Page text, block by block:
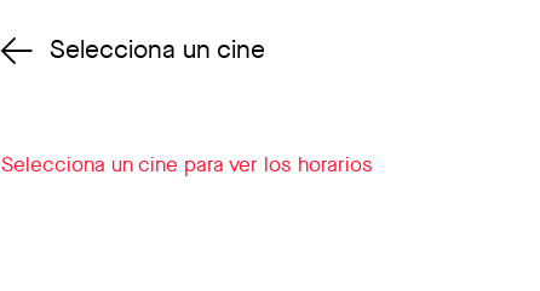
Cambiar cine
Selecciona un cine
Selecciona un cine para ver los horarios